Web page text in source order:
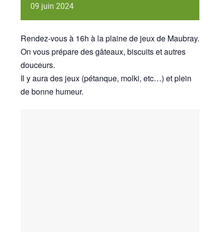
09 juin 2024
Rendez-vous à 16h à la plaine de jeux de Maubray.
On vous prépare des gâteaux, biscuits et autres
douceurs.
Il y aura des jeux (pétanque, molki, etc…) et plein
de bonne humeur.